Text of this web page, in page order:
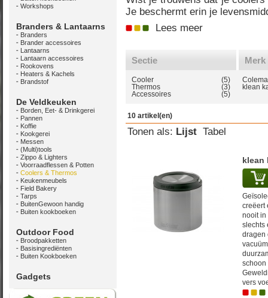
Workshops
Branders & Lantaarns
Branders
Brander accessoires
Lantaarns
Lantaarn accessoires
Rookovens
Heaters & Kachels
Brandstof
De Veldkeuken
Borden, Eet- & Drinkgerei
Pannen
Koffie
Kookgerei
Messen
(Multi)tools
Zippo & Lighters
Voorraadflessen & Potten
Coolers & Thermos
Keukenmeubels
Field Bakery
Tarps
BuitenGewoon handig
Buiten kookboeken
Outdoor Food
Broodpakketten
Basisingrediënten
Buiten Kookboeken
Gadgets
Je beschermt erin je
Lees meer
Sectie
Cooler
(5)
Thermos
(3)
Accessoires
(5)
Merk
klean
10 artikel(en)
Tonen als: Lijst Tabel
klean
creëert
nooit in
slechts
dragen
schoon
vers